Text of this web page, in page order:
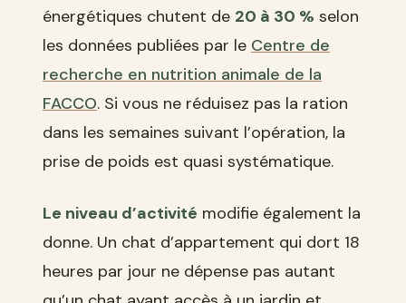
énergétiques chutent de 20 à 30 % selon
les données publiées par le Centre de
recherche en nutrition animale de la
FACCO. Si vous ne réduisez pas la ration
dans les semaines suivant l’opération, la
prise de poids est quasi systématique.
Le niveau d’activité modifie également la
donne. Un chat d’appartement qui dort 18
heures par jour ne dépense pas autant